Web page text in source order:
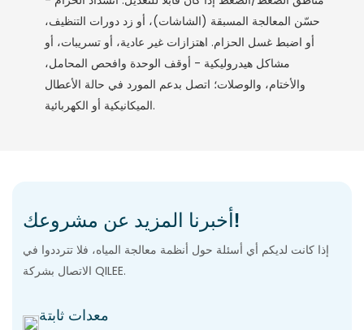
حسّن المعالجة المسبقة (الشاشات)، أو زد دورات التنظيف،
أو اضبط غسل الحزام. اهتزازات غير عادية، أو تسريبات، أو
مشاكل هيدروليكية - أوقف الوحدة وافحص المحامل،
والأختام، والوصلات؛ اتصل بدعم المورد في حالة الأعطال
الميكانيكية أو الكهربائية.
أخبرنا المزيد عن مشروعك!
إذا كانت لديكم أي أسئلة حول أنظمة معالجة المياه، فلا تترددوا في
الاتصال بشركة QILEE.
معدات ثابتة